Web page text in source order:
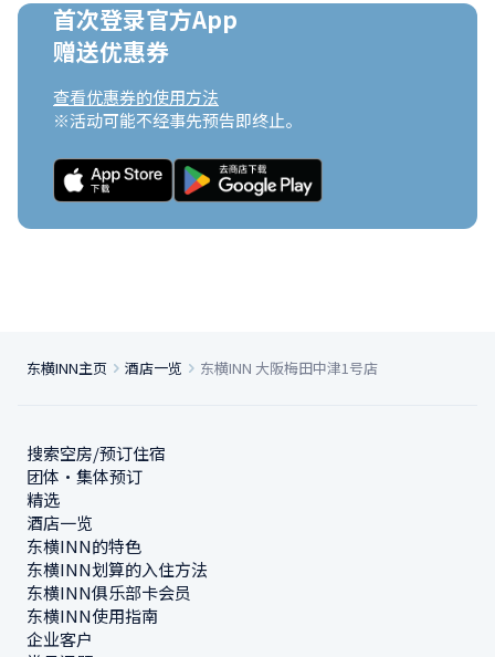
首次登录官方App
赠送优惠券
查看优惠券的使用方法
※活动可能不经事先预告即终止。
东横INN主页 酒店一览 东横INN 大阪梅田中津1号店
搜索空房/预订住宿
团体・集体预订
精选
酒店一览
东横INN的特色
东横INN划算的入住方法
东横INN俱乐部卡会员
东横INN使用指南
企业客户